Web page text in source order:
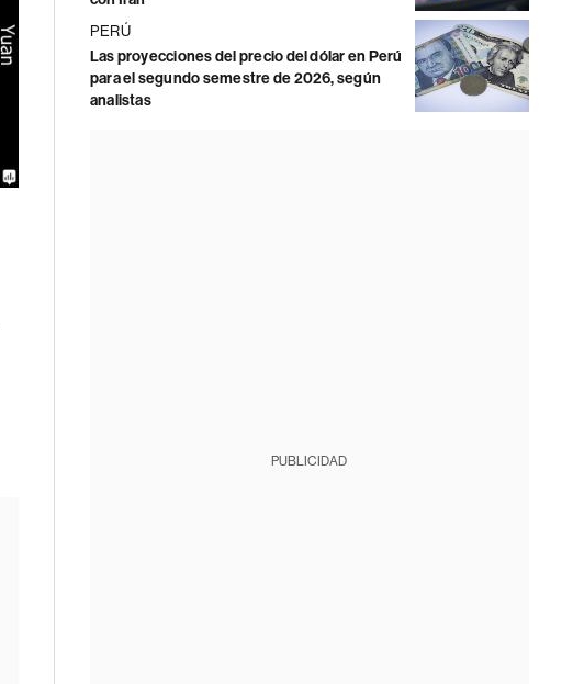
PERÚ
Las proyecciones del precio del dólar en Perú
para el segundo semestre de 2026, según
analistas
PUBLICIDAD